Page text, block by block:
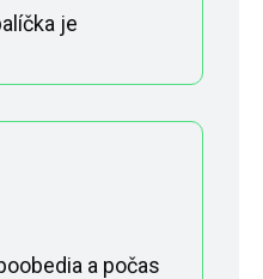
je
a počas